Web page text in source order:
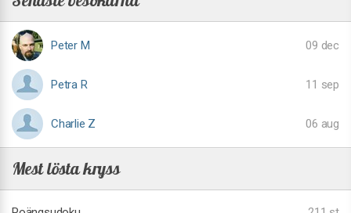
Peter M 09 dec
Petra R 11 sep
Charlie Z 06 aug
Mest lösta kryss